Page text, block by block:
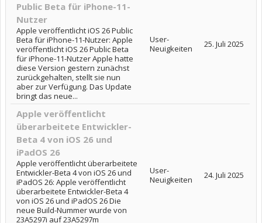
Public Beta für iPhone-11-
Nutzer
Apple veröffentlicht iOS 26 Public
Beta für iPhone-11-Nutzer: Apple
veröffentlicht iOS 26 Public Beta
für iPhone-11-Nutzer Apple hatte
diese Version gestern zunächst
zurückgehalten, stellt sie nun
aber zur Verfügung. Das Update
bringt das neue...
User-
Neuigkeiten
25. Juli 2025
Apple veröffentlicht
überarbeitete Entwickler-
Beta 4 von iOS 26 und
iPadOS 26
Apple veröffentlicht überarbeitete
Entwickler-Beta 4 von iOS 26 und
iPadOS 26: Apple veröffentlicht
überarbeitete Entwickler-Beta 4
von iOS 26 und iPadOS 26 Die
neue Build-Nummer wurde von
23A5297i auf 23A5297m
User-
Neuigkeiten
24. Juli 2025